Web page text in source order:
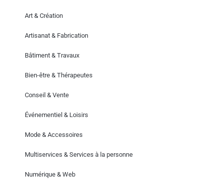
Art & Création
Artisanat & Fabrication
Bâtiment & Travaux
Bien-être & Thérapeutes
Conseil & Vente
Événementiel & Loisirs
Mode & Accessoires
Multiservices & Services à la personne
Numérique & Web